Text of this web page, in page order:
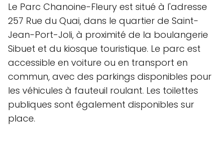
Le Parc Chanoine-Fleury est situé à l'adresse
257 Rue du Quai, dans le quartier de Saint-
Jean-Port-Joli, à proximité de la boulangerie
Sibuet et du kiosque touristique. Le parc est
accessible en voiture ou en transport en
commun, avec des parkings disponibles pour
les véhicules à fauteuil roulant. Les toilettes
publiques sont également disponibles sur
place.